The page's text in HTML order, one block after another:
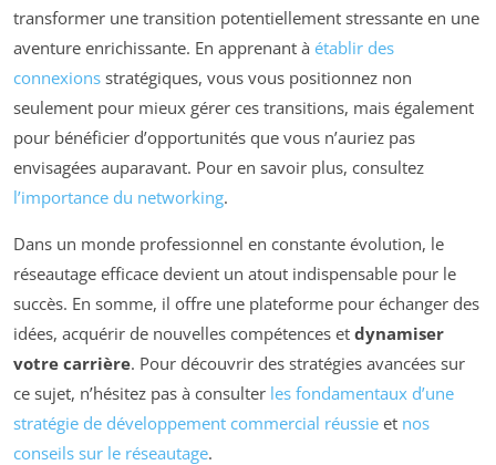
transformer une transition potentiellement stressante en une
aventure enrichissante. En apprenant à établir des
connexions stratégiques, vous vous positionnez non
seulement pour mieux gérer ces transitions, mais également
pour bénéficier d’opportunités que vous n’auriez pas
envisagées auparavant. Pour en savoir plus, consultez
l’importance du networking.
Dans un monde professionnel en constante évolution, le
réseautage efficace devient un atout indispensable pour le
succès. En somme, il offre une plateforme pour échanger des
idées, acquérir de nouvelles compétences et dynamiser
votre carrière. Pour découvrir des stratégies avancées sur
ce sujet, n’hésitez pas à consulter les fondamentaux d’une
stratégie de développement commercial réussie et nos
conseils sur le réseautage.